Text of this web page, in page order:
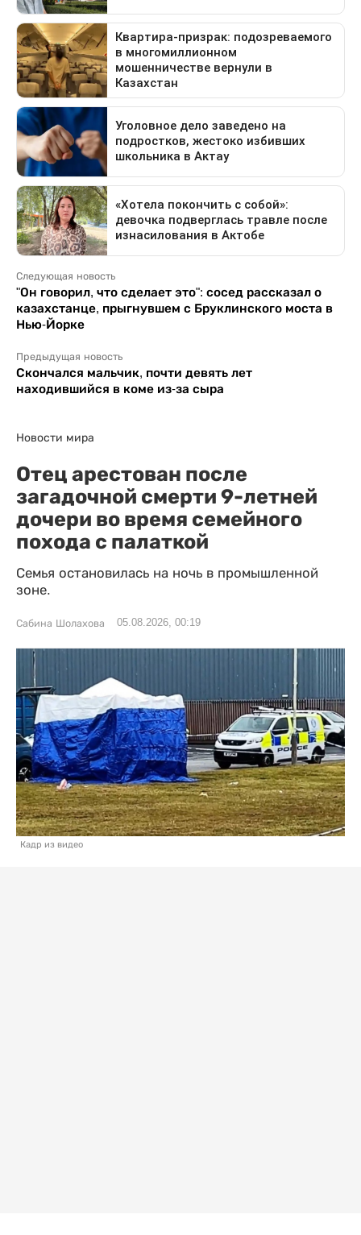
Следующая новость
"Он говорил, что сделает это": сосед рассказал о
казахстанце, прыгнувшем с Бруклинского моста в
Нью-Йорке
Предыдущая новость
Скончался мальчик, почти девять лет
находившийся в коме из-за сыра
Новости мира
Отец арестован после
загадочной смерти 9-летней
дочери во время семейного
похода с палаткой
Семья остановилась на ночь в промышленной
зоне.
Сабина Шолахова 05.08.2026, 00:19
Кадр из видео